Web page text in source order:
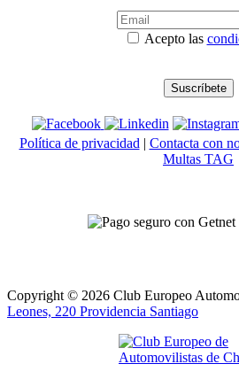
Acepto las
Política de privacidad | Contacta con
Multas TAG
Copyright © 2026 Club Europeo
Leones, 220 Providencia Santiago